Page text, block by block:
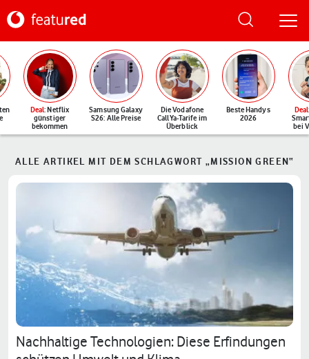
Deal: Netflix
günstiger
bekommen
Samsung Galaxy
S26: Alle Preise
Die Vodafone
CallYa-Tarife im
Überblick
Beste Handys
2026
Deal
bei
ALLE ARTIKEL MIT DEM SCHLAGWORT „MISSION GREEN“
Nachhaltige Technologien: Diese Erfindungen